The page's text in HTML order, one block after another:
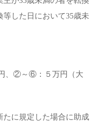
した日において35歳未
、②～⑥：５万円（大
たに規定した場合に助成